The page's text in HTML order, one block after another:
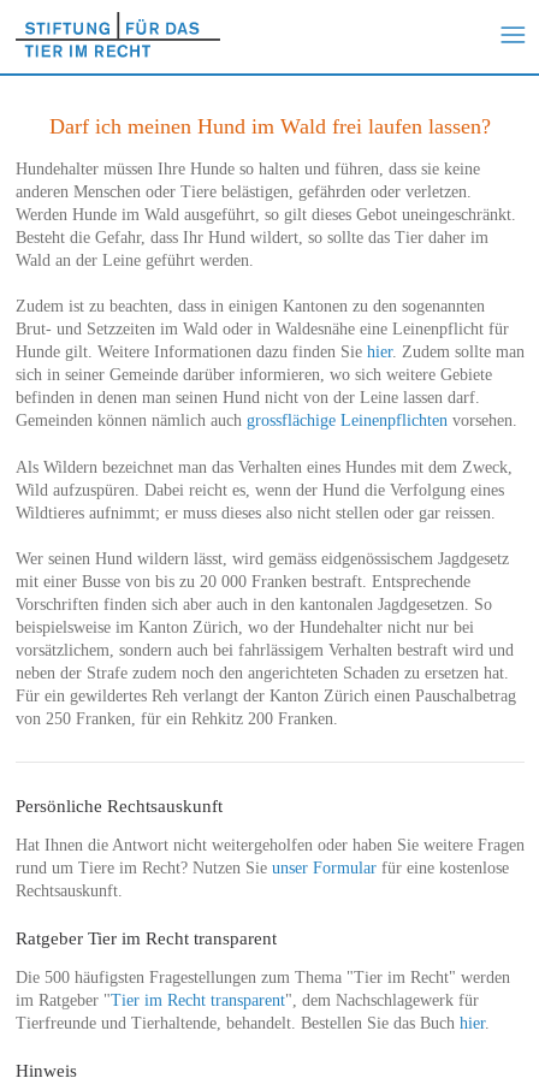
Darf ich meinen Hund im Wald frei laufen lassen?
Hundehalter müssen Ihre Hunde so halten und führen, dass sie keine
anderen Menschen oder Tiere belästigen, gefährden oder verletzen.
Werden Hunde im Wald ausgeführt, so gilt dieses Gebot uneingeschränkt.
Besteht die Gefahr, dass Ihr Hund wildert, so sollte das Tier daher im
Wald an der Leine geführt werden.
Zudem ist zu beachten, dass in einigen Kantonen zu den sogenannten
Brut- und Setzzeiten im Wald oder in Waldesnähe eine Leinenpflicht für
Hunde gilt. Weitere Informationen dazu finden Sie hier. Zudem sollte man
sich in seiner Gemeinde darüber informieren, wo sich weitere Gebiete
befinden in denen man seinen Hund nicht von der Leine lassen darf.
Gemeinden können nämlich auch grossflächige Leinenpflichten vorsehen.
Als Wildern bezeichnet man das Verhalten eines Hundes mit dem Zweck,
Wild aufzuspüren. Dabei reicht es, wenn der Hund die Verfolgung eines
Wildtieres aufnimmt; er muss dieses also nicht stellen oder gar reissen.
Wer seinen Hund wildern lässt, wird gemäss eidgenössischem Jagdgesetz
mit einer Busse von bis zu 20 000 Franken bestraft. Entsprechende
Vorschriften finden sich aber auch in den kantonalen Jagdgesetzen. So
beispielsweise im Kanton Zürich, wo der Hundehalter nicht nur bei
vorsätzlichem, sondern auch bei fahrlässigem Verhalten bestraft wird und
neben der Strafe zudem noch den angerichteten Schaden zu ersetzen hat.
Für ein gewildertes Reh verlangt der Kanton Zürich einen Pauschalbetrag
von 250 Franken, für ein Rehkitz 200 Franken.
Persönliche Rechtsauskunft
Hat Ihnen die Antwort nicht weitergeholfen oder haben Sie weitere Fragen
rund um Tiere im Recht? Nutzen Sie unser Formularfür eine kostenlose
Rechtsauskunft.
Ratgeber Tier im Recht transparent
Die 500 häufigsten Fragestellungen zum Thema "Tier im Recht" werden
im Ratgeber "Tier im Recht transparent", dem Nachschlagewerk für
Tierfreunde und Tierhaltende, behandelt. Bestellen Sie das Buch hier.
Hinweis